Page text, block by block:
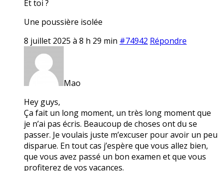
Et toi ?
Une poussière isolée
8 juillet 2025 à 8 h 29 min #74942 Répondre
Mao
Hey guys,
Ça fait un long moment, un très long moment que
je n’ai pas écris. Beaucoup de choses ont du se
passer. Je voulais juste m’excuser pour avoir un peu
disparue. En tout cas j’espère que vous allez bien,
que vous avez passé un bon examen et que vous
profiterez de vos vacances.